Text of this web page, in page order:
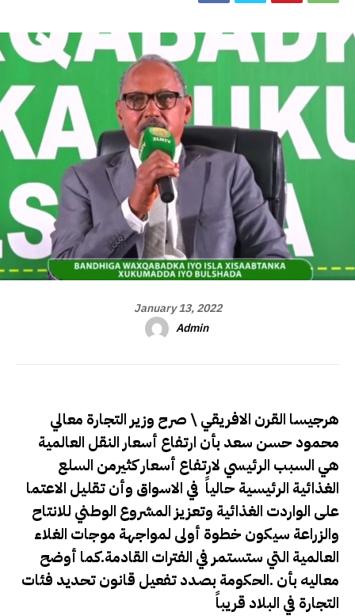
January 13, 2022
Admin
هرجيسا القرن الافريقي \ صرح وزير التجارة معالي
محمود حسن سعد بأن ارتفاع أسعار النقل العالمية
هي السبب الرئيسي لارتفاع أسعار كثيرمن السلع
الغذائية الرئيسية حالياً في الاسواق وأن تقليل الاعتما
على الواردت الغذائية وتعزيز المشروع الوطني للانتاح
والزراعة سيكون خطوة أولى لمواجهة موجات الغلاء
العالمية التي ستستمر في الفترات القادمة.كما أوضح
معاليه بأن .الحكومة بصدد تفعيل قانون تحديد فئات
التجارة في البلاد قريباً